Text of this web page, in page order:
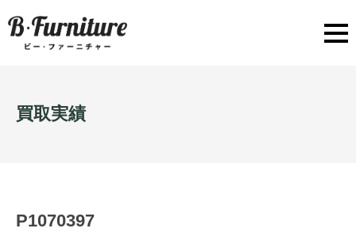
買取実績
P1070397